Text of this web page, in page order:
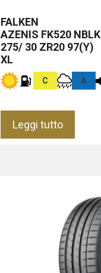
FALKEN
AZENIS FK520 NBLK
275/ 30 ZR20 97(Y)
XL
C A
Leggi tutto